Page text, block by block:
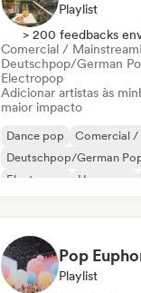
Playlist
> 200 feedbacks
Comercial / Mainstream
Deutschpop/German
Electropop
Adicionar artistas às
maior impacto
Dance pop
Comercial /
Deutschpop/German
Electropop
Hyperpop
Pop
Playlist